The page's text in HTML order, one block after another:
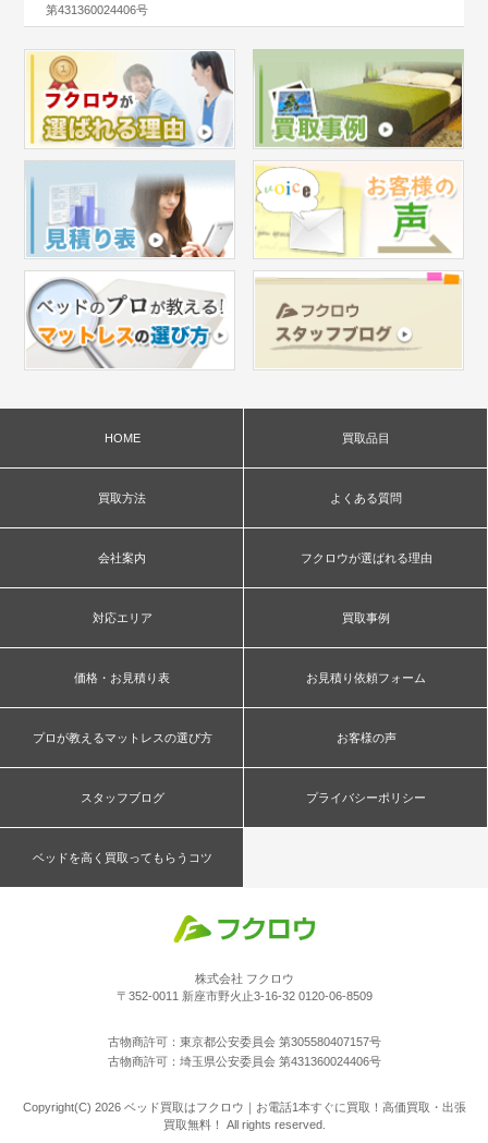
第431360024406号
HOME 買取品目
買取方法 よくある質問
会社案内 フクロウが選ばれる理由
対応エリア 買取事例
価格・お見積り表 お見積り依頼フォーム
プロが教えるマットレスの選び方 お客様の声
スタッフブログ プライバシーポリシー
ベッドを高く買取ってもらうコツ
株式会社 フクロウ
〒352-0011 新座市野火止3-16-32 0120-06-8509
古物商許可：東京都公安委員会 第305580407157号
古物商許可：埼玉県公安委員会 第431360024406号
Copyright(C) 2026 ベッド買取はフクロウ｜お電話1本すぐに買取！高価買取・出張
買取無料！ All rights reserved.